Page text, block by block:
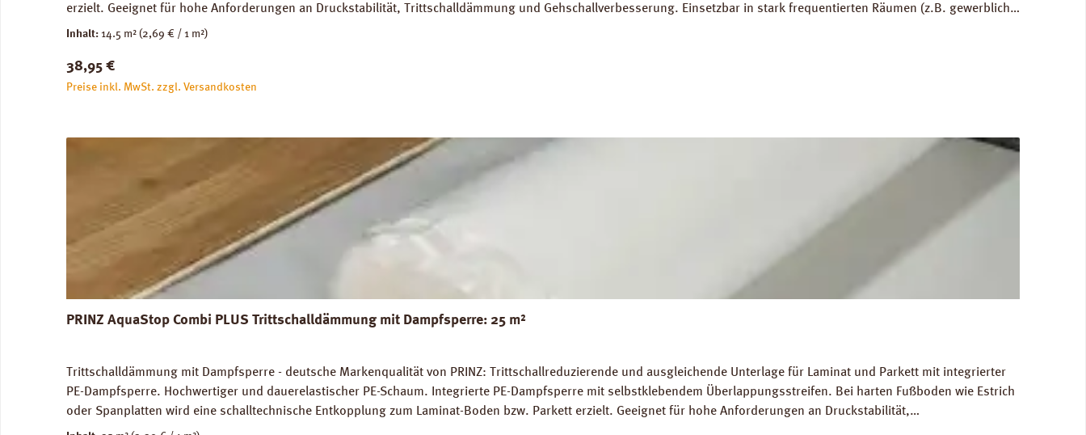
erzielt. Geeignet für hohe Anforderungen an Druckstabilität, Trittschalldämmung und Gehschallverbesserung. Einsetzbar in stark frequentierten Räumen (z.B. gewerblich
genutze Flächen) und im Objektbereich. Für die Verlegung auf Warmwasser-Fussbodenheizungen geeignet. Perfekter Ausgleich von Bodenunebenheiten bis zu 1 mm.
unbedenklich. Verfügbare Downloads: Datenblatt PRINZ Strong Silent Verlegeanleitung PRINZ Strong Silent
Inhalt: 14.5 m² (2,69 € / 1 m²)
Regulärer Preis:
38,95 €
Preise inkl. MwSt. zzgl. Versandkosten
PRINZ AquaStop Combi PLUS Trittschalldämmung mit Dampfsperre: 25 m²
Trittschalldämmung mit Dampfsperre - deutsche Markenqualität von PRINZ: Trittschallreduzierende und ausgleichende Unterlage für Laminat und Parkett mit integrierter
PE-Dampfsperre. Hochwertiger und dauerelastischer PE-Schaum. Integrierte PE-Dampfsperre mit selbstklebendem Überlappungsstreifen. Bei harten Fußboden wie Estrich
oder Spanplatten wird eine schalltechnische Entkopplung zum Laminat-Boden bzw. Parkett erzielt. Geeignet für hohe Anforderungen an Druckstabilität,
Trittschalldämmung und Gehschallverbesserung. Für die schwimmende Verlegung von Fertigparkett und Laminatböden in normal frequentierten Räumen. Für die